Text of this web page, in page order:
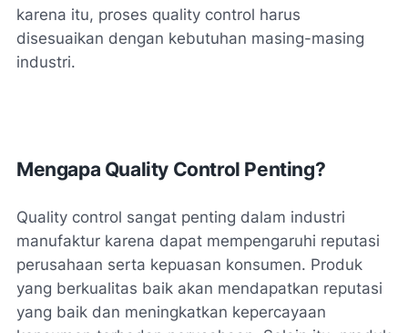
karena itu, proses quality control harus
disesuaikan dengan kebutuhan masing-masing
industri.
Mengapa Quality Control Penting?
Quality control sangat penting dalam industri
manufaktur karena dapat mempengaruhi reputasi
perusahaan serta kepuasan konsumen. Produk
yang berkualitas baik akan mendapatkan reputasi
yang baik dan meningkatkan kepercayaan